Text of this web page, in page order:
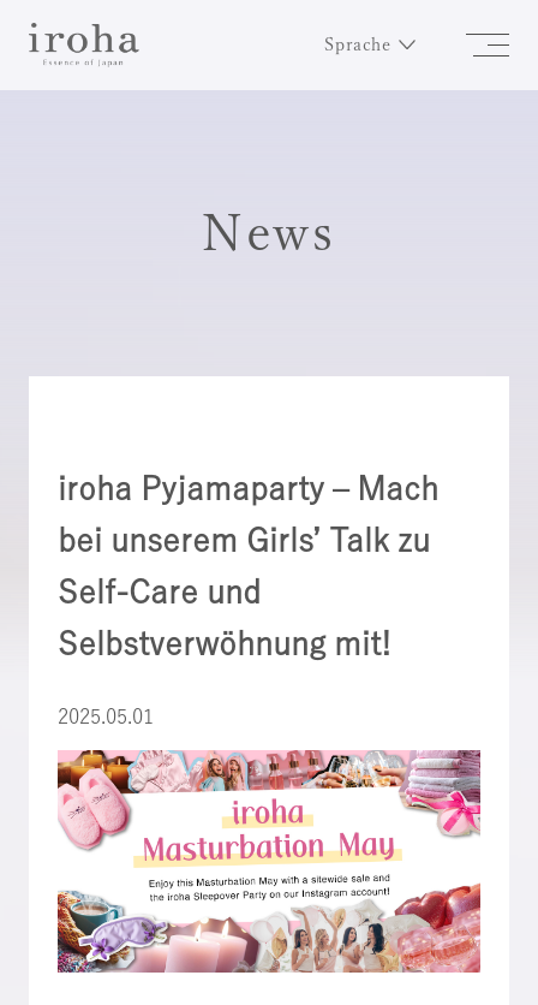
Sprache
News
iroha Pyjamaparty – Mach
bei unserem Girls’ Talk zu
Self-Care und
Selbstverwöhnung mit!
2025.05.01